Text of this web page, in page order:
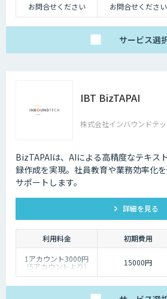
お問合せください
お問合せください
サービス選
IBT BizTAPAI
株式会社インバウンドテッ
BizTAPAIは、AIによる高精度なテキス
録作成を実現。社員教育や業務効率化
サポートします。
詳細を見る
利用料金 初期費用
1アカウント3000円
（5アカウントより） 15000円